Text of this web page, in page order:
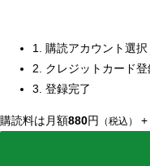
1. 購読アカウント選択
2. クレジットカード登
3. 登録完了
購読料は月額880円 （税込） +